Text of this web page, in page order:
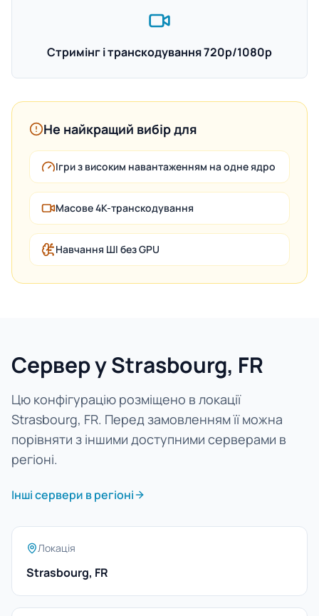
Стримінг і транскодування 720p/1080p
Не найкращий вибір для
Ігри з високим навантаженням на одне ядро
Масове 4K-транскодування
Навчання ШІ без GPU
Сервер у Strasbourg, FR
Цю конфігурацію розміщено в локації
Strasbourg, FR. Перед замовленням її можна
порівняти з іншими доступними серверами в
регіоні.
Інші сервери в регіоні
Локація
Strasbourg, FR